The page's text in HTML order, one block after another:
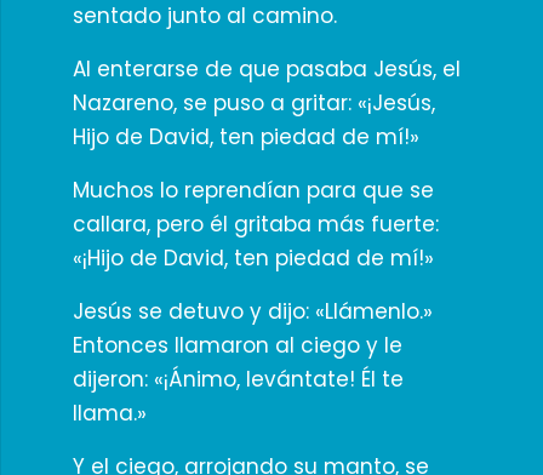
sentado junto al camino.
Al enterarse de que pasaba Jesús, el
Nazareno, se puso a gritar: «¡Jesús,
Hijo de David, ten piedad de mí!»
Muchos lo reprendían para que se
callara, pero él gritaba más fuerte:
«¡Hijo de David, ten piedad de mí!»
Jesús se detuvo y dijo: «Llámenlo.»
Entonces llamaron al ciego y le
dijeron: «¡Ánimo, levántate! Él te
llama.»
Y el ciego, arrojando su manto, se